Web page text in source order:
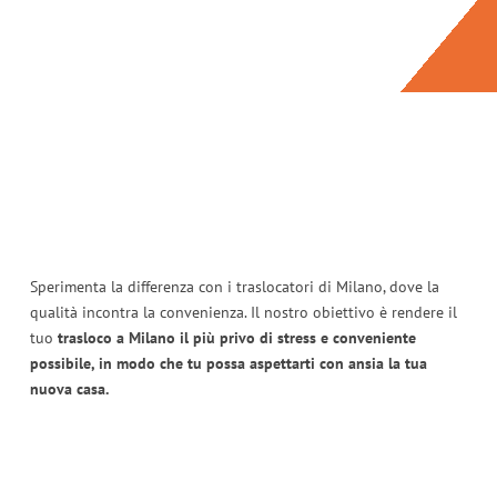
Sperimenta la differenza con i traslocatori di Milano, dove la
qualità incontra la convenienza. Il nostro obiettivo è rendere il
tuo trasloco a Milano il più privo di stress e conveniente
possibile, in modo che tu possa aspettarti con ansia la tua
nuova casa.